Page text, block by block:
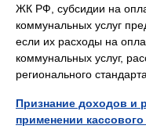
ЖК РФ, субсидии на
коммунальных услуг
если их расходы на
коммунальных услуг,
регионального
Признание доходов и
применении